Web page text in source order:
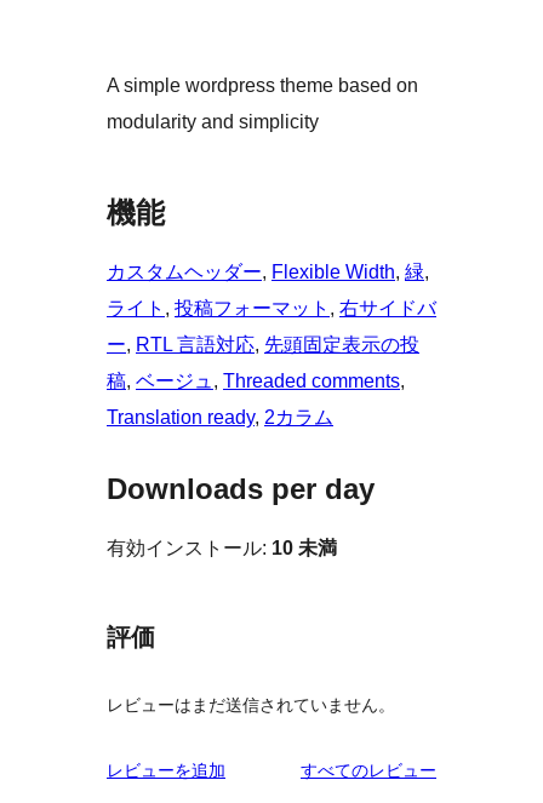
A simple wordpress theme based on
modularity and simplicity
機能
カスタムヘッダー, Flexible Width, 緑
ライト , 投稿フォーマット , 右サイドバ
ー, RTL 言語対応, 先頭固定表示の投
稿, ベージュ , Threaded comments
Translation ready, 2カラム
Downloads per day
有効インストール: 10 未満
評価
レビューはまだ送信されていません。
レビューを追加 すべてのレビュー